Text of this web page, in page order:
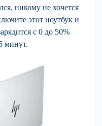
никому не хочется
этот ноутбук и
с 0 до 50%
минут.